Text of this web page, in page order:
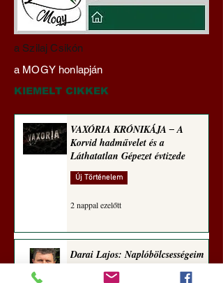
Darai Lajos:
Naplóbölcsességeim
(2022)
a Szilaj Csikón
a MOGY honlapján
KIEMELT CIKKEK
VAXÓRIA KRÓNIKÁJA ‒ A
Korvid hadművelet és a
Láthatatlan Gépezet évtizede
Új Történelem
2 nappal ezelőtt
Darai Lajos: Naplóbölcsességeim
(2018)